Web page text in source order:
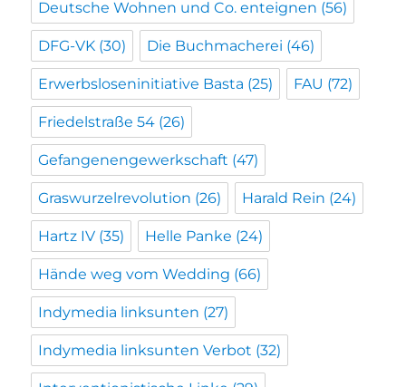
Deutsche Wohnen und Co. enteignen (56)
DFG-VK (30) Die Buchmacherei (46)
Erwerbsloseninitiative Basta (25) FAU (72)
Friedelstraße 54 (26)
Gefangenengewerkschaft (47)
Graswurzelrevolution (26) Harald Rein (24)
Hartz IV (35) Helle Panke (24)
Hände weg vom Wedding (66)
Indymedia linksunten (27)
Indymedia linksunten Verbot (32)